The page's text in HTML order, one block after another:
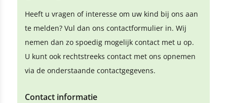
Heeft u vragen of interesse om uw kind bij ons aan
te melden? Vul dan ons contactformulier in. Wij
nemen dan zo spoedig mogelijk contact met u op.
U kunt ook rechtstreeks contact met ons opnemen
via de onderstaande contactgegevens.
Contact informatie